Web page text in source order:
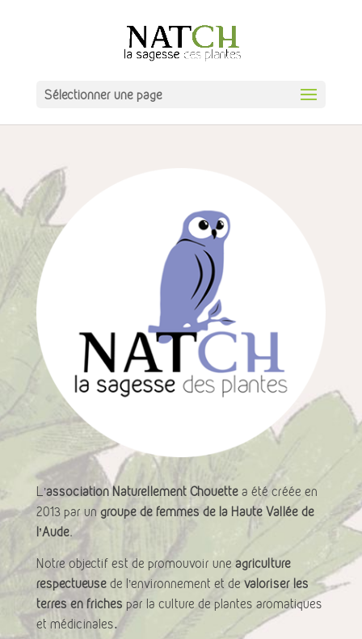
Sélectionner une page
L’association Naturellement Chouettea été créée en
2013 par un groupe de femmes de la Haute Vallée de
l’Aude.
Notre objectif est de promouvoir une agriculture
respectueusede l’environnement et de valoriser les
terres en friches par la culture de plantes aromatiques
et médicinales.